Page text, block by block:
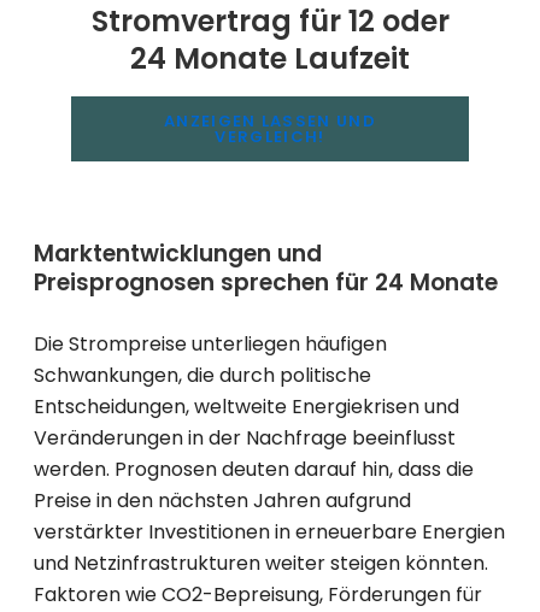
Stromvertrag für 12 oder
24 Monate Laufzeit
ANZEIGEN LASSEN UND
VERGLEICH!
Marktentwicklungen und
Preisprognosen sprechen für 24 Monate
Die Strompreise unterliegen häufigen
Schwankungen, die durch politische
Entscheidungen, weltweite Energiekrisen und
Veränderungen in der Nachfrage beeinflusst
werden. Prognosen deuten darauf hin, dass die
Preise in den nächsten Jahren aufgrund
verstärkter Investitionen in erneuerbare Energien
und Netzinfrastrukturen weiter steigen könnten.
Faktoren wie CO2-Bepreisung, Förderungen für